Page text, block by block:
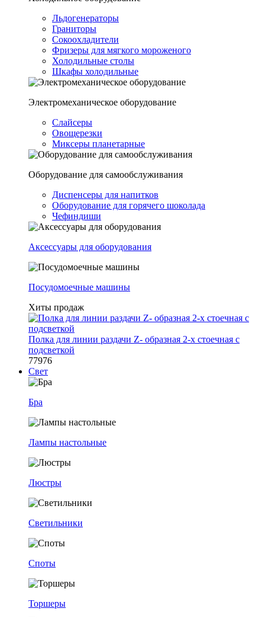
Льдогенераторы
Граниторы
Сокоохладители
Фризеры для мягкого мороженого
Холодильные столы
Шкафы холодильные
Электромеханическое оборудование
Слайсеры
Овощерезки
Миксеры планетарные
Оборудование для самообслуживания
Диспенсеры для напитков
Оборудование для горячего шоколада
Чефиндиши
Аксессуары для оборудования
Посудомоечные машины
Хиты продаж
Полка для линии раздачи Z- образная 2-х стоечная с
подсветкой
77976
Свет
Бра
Лампы настольные
Люстры
Светильники
Споты
Торшеры